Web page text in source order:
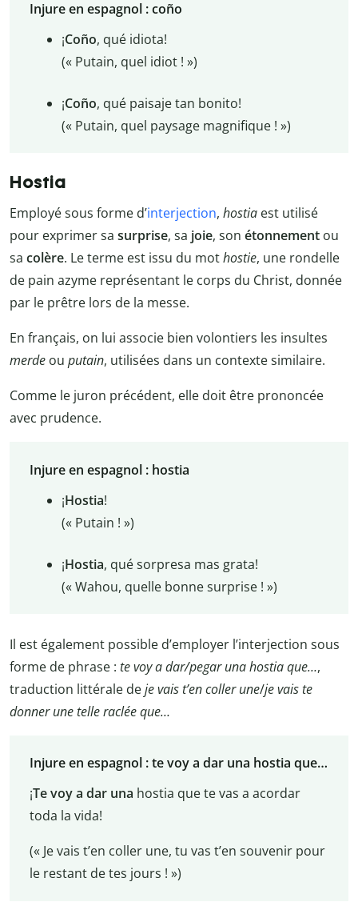
Injure en espagnol : coño
¡Coño, qué idiota!
(« Putain, quel idiot ! »)
¡Coño, qué paisaje tan bonito!
(« Putain, quel paysage magnifique ! »)
Hostia
Employé sous forme d’interjection, hostia est utilisé
pour exprimer sa surprise, sa joie, son étonnement ou
sa colère. Le terme est issu du mothostie, une rondelle
de pain azyme représentant le corps du Christ, donnée
par le prêtre lors de la messe.
En français, on lui associe bien volontiers les insultes
merde ou putain, utilisées dans un contexte similaire.
Comme le juron précédent, elle doit être prononcée
avec prudence.
Injure en espagnol : hostia
¡Hostia!
(« Putain ! »)
¡Hostia, qué sorpresa mas grata!
(« Wahou, quelle bonne surprise ! »)
Il est également possible d’employer l’interjection sous
forme de phrase : te voy a dar/pegar una hostia que…,
traduction littérale deje vais t’en coller une/je vais te
donner une telle raclée que…
Injure en espagnol : te voy a dar una hostia que…
¡Te voy a dar una hostia que te vas a acordar
toda la vida!
(« Je vais t’en coller une, tu vas t’en souvenir pour
le restant de tes jours ! »)